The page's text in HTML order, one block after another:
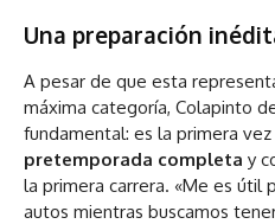
Una preparación
A pesar de que esta
máxima categoría, Colapinto
fundamental: es la primera
pretemporada completa y
la primera carrera. «Me es útil
autos mientras buscamos